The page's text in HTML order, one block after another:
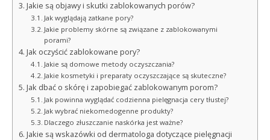
Jakie są objawy i skutki zablokowanych porów?
Jak wyglądają zatkane pory?
Jakie problemy skórne są związane z zablokowanymi
porami?
Jak oczyścić zablokowane pory?
Jakie są domowe metody oczyszczania?
Jakie kosmetyki i preparaty oczyszczające są skuteczne?
Jak dbać o skórę i zapobiegać zablokowanym porom?
Jak powinna wyglądać codzienna pielęgnacja cery tłustej?
Jak wybrać niekomedogenne produkty?
Dlaczego złuszczanie naskórka jest ważne?
Jakie są wskazówki od dermatologa dotyczące pielęgnacji